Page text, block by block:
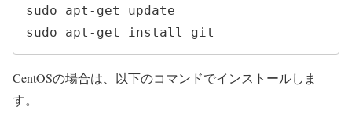
sudo apt-get update
sudo apt-get install git
CentOSの場合は、以下のコマンドでインストールしま
す。